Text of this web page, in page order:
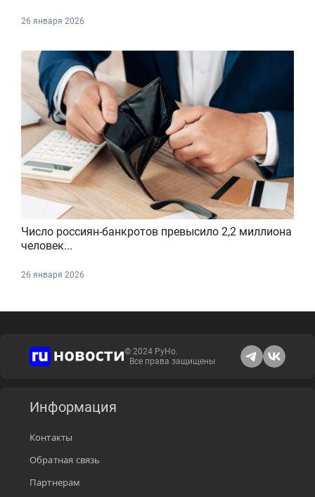
26 января 2026
Число россиян-банкротов превысило 2,2 миллиона
человек...
26 января 2026
© 2024 РуНо.
Все права защищены
Информация
Контакты
Обратная связь
Партнерам